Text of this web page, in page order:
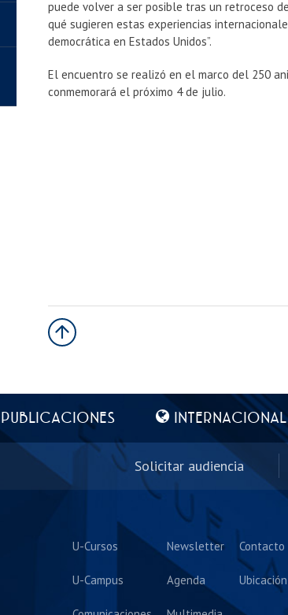
puede volver a ser posible tras un retroceso
qué sugieren estas experiencias
democrática en Estados Unidos”.
El encuentro se realizó en el marco del 250
conmemorará el próximo 4 de julio.
PUBLICACIONES INTERNACIONAL
Solicitar audiencia
U-Cursos
U-Campus
Newsletter
Agenda
Contacto
Ubicación